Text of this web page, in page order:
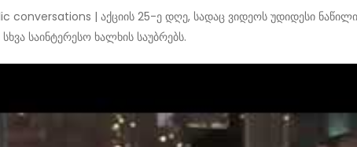
| აქციის 25-ე დღე, სადაც ვიდეოს უდიდესი
საინტერესო ხალხის საუბრებს.